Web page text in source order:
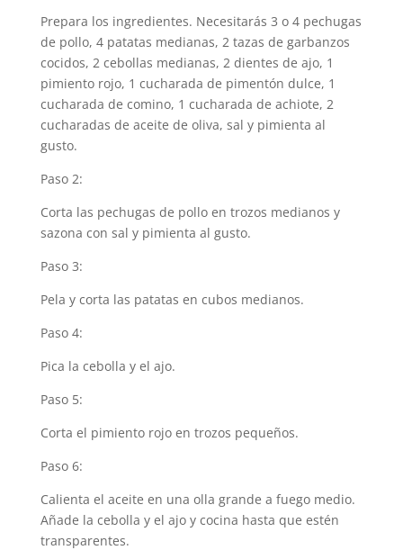
Prepara los ingredientes. Necesitarás 3 o 4 pechugas
de pollo, 4 patatas medianas, 2 tazas de garbanzos
cocidos, 2 cebollas medianas, 2 dientes de ajo, 1
pimiento rojo, 1 cucharada de pimentón dulce, 1
cucharada de comino, 1 cucharada de achiote, 2
cucharadas de aceite de oliva, sal y pimienta al
gusto.
Paso 2:
Corta las pechugas de pollo en trozos medianos y
sazona con sal y pimienta al gusto.
Paso 3:
Pela y corta las patatas en cubos medianos.
Paso 4:
Pica la cebolla y el ajo.
Paso 5:
Corta el pimiento rojo en trozos pequeños.
Paso 6:
Calienta el aceite en una olla grande a fuego medio.
Añade la cebolla y el ajo y cocina hasta que estén
transparentes.